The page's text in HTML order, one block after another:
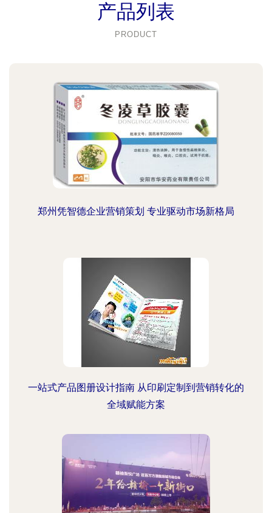
产品列表
PRODUCT
郑州凭智德企业营销策划 专业驱动市场新格局
一站式产品图册设计指南 从印刷定制到营销转化的
全域赋能方案